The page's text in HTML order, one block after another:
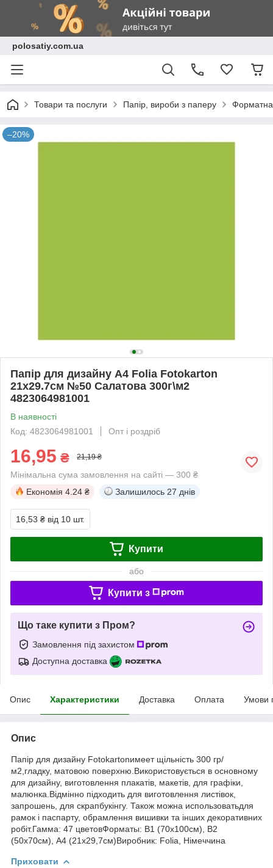
polosatiy.com.ua
Товари та послуги Папір, вироби з паперу Форматна
–20%
Папір для дизайну A4 Folia Fotokarton
21x29.7см №50 Салатова 300г\м2
4823064981001
В наявності
Код: 4823064981001
Опт і роздріб
16,95 ₴ 21,19 ₴
Мінімальна сума замовлення на сайті — 300 ₴
Економія 4.24 ₴ Залишилось 27 днів
16,53 ₴ від 10 шт.
Купити
або
Купити з
Що таке купити з Пром?
Замовлення під захистом
Доступна доставка
Опис Характеристики Доставка Оплата Умови
Опис
Папір для дизайну Fotokartonимеет щільність 300 гр/
м2,гладку, матовою поверхню.Використовується в основному
для дизайну, виготовлення плакатів, макетів, для графіки,
малюнка.Відмінно підходить для виготовлення листівок,
запрошень, для скрапбукінгу. Також можна использоватьдля
рамок і паспарту, обрамлення вишивки та інших декоративних
робіт.Гамма: 47 цветовФорматы: В1 (70х100см), В2
(50х70см), А4 (21х29,7см)Виробник: Folia, Німеччина
Приховати